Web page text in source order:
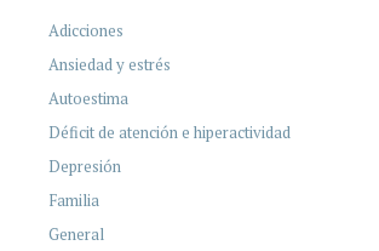
Adicciones
Ansiedad y estrés
Autoestima
Déficit de atención e hiperactividad
Depresión
Familia
General